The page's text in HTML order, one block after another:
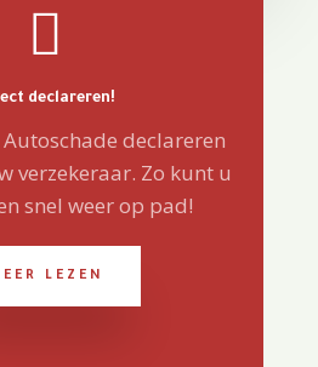

declareren!
declareren
verzekeraar. Zo kunt u
snel weer op pad!
LEZEN